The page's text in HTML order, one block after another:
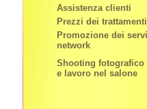
Assistenza clienti
Prezzi dei trattamenti
Promozione dei
network
Shooting
e lavoro nel salone